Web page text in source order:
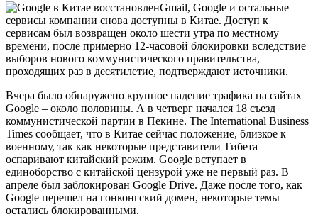
Gmail, Google и остальные
сервисы компании снова доступны в Китае. Доступ к
сервисам был возвращен около шести утра по местному
времени, после примерно 12-часовой блокировки вследствие
выборов нового коммунистического правительства,
проходящих раз в десятилетие, подтверждают источники.
Вчера было обнаружено крупное падение трафика на сайтах
Google – около половины. А в четверг начался 18 съезд
коммунистической партии в Пекине. The International Business
Times сообщает, что в Китае сейчас положение, близкое к
военному, так как некоторые представители Тибета
оспаривают китайский режим. Google вступает в
единоборство с китайской цензурой уже не первый раз. В
апреле был заблокирован Google Drive. Даже после того, как
Google перешел на гонконгский домен, некоторые темы
остались блокированными.